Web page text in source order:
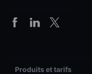
Produits et tarifs